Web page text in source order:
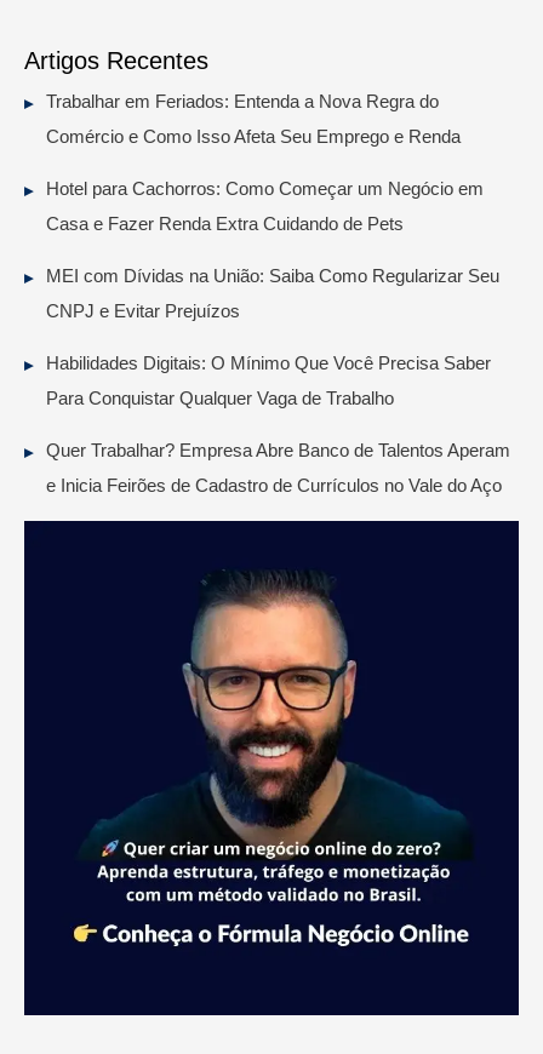
Artigos Recentes
Trabalhar em Feriados: Entenda a Nova Regra do
Comércio e Como Isso Afeta Seu Emprego e Renda
Hotel para Cachorros: Como Começar um Negócio em
Casa e Fazer Renda Extra Cuidando de Pets
MEI com Dívidas na União: Saiba Como Regularizar Seu
CNPJ e Evitar Prejuízos
Habilidades Digitais: O Mínimo Que Você Precisa Saber
Para Conquistar Qualquer Vaga de Trabalho
Quer Trabalhar? Empresa Abre Banco de Talentos Aperam
e Inicia Feirões de Cadastro de Currículos no Vale do Aço